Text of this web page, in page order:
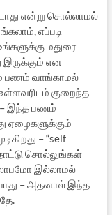
என்று சொல்லாமல்
எப்படி
மதுரை
இருக்கும் என
பணம் வாங்காமல்
குறைந்த
இந்த பணம்
ஏழைகளுக்கும்
– “self
சொல்லுங்கள்
இல்லாமல்
– அதனால் இந்த